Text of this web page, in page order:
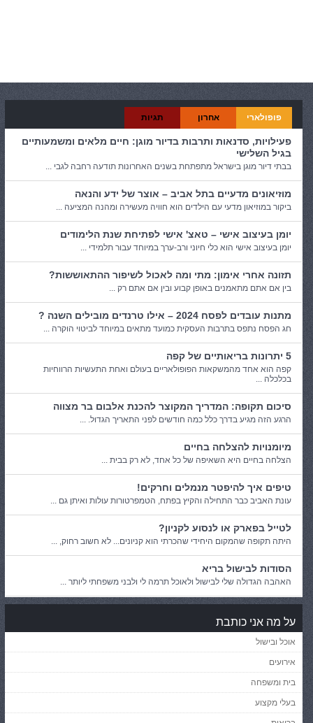
פופולארי אחרון תגיות
פעילויות, סדנאות ותרבות בדיור מוגן: חיים מלאים ומשמעותיים
בגיל השלישי
בבתי דיור מוגן בישראל מתפתחת בשנים האחרונות תודעה רחבה לגבי ...
מוזיאונים מדעיים בתל אביב – אוצר של ידע והנאה
ביקור במוזיאון מדעי עם הילדים הוא חוויה מעשירה ומהנה המציעה ...
יומן בעיצוב אישי – טאצ' אישי לפתיחת שנת הלימודים
יומן בעיצוב אישי הוא כלי חיוני ורב-ערך במיוחד עבור תלמידי ...
תזונה אחרי אימון: מתי ומה לאכול לשיפור ההתאוששות?
בין אם אתם מתאמנים באופן קבוע ובין אם אתם רק ...
מתנות עובדים לפסח 2024 – אילו טרנדים מובילים השנה ?
חג הפסח נתפס בתרבות העסקית כמועד מתאים במיוחד לביטוי הוקרה ...
5 יתרונות בריאותיים של קפה
קפה הוא אחד מהמשקאות הפופולאריים בעולם ואחת התעשיות הרווחיות
בכלכלה ...
סיכום תקופה: המדריך המקוצר להכנת אלבום בר מצווה
הרגע הזה מגיע בדרך כלל כמה חודשים לפני התאריך הגדול. ...
מיומנויות להצלחה בחיים
הצלחה בחיים היא השאיפה של כל אחד, לא רק בבית ...
טיפים איך להיפטר מנמלים וחרקים!
עונת האביב כבר התחילה והקיץ בפתח, הטמפרטורות עולות ואיתן גם ...
לטייל בפארק או לנסוע לקניון?
היתה תקופה שהמקום היחידי שהכרתי הוא קניונים... לא חשוב רחוק, ...
הסודות לבישול בריא
האהבה הגדולה שלי לבישול ולאוכל תרמה לי ולבני משפחתי ליותר ...
על מה אני כותבת
אוכל ובישול
אירועים
בית ומשפחה
בעלי מקצוע